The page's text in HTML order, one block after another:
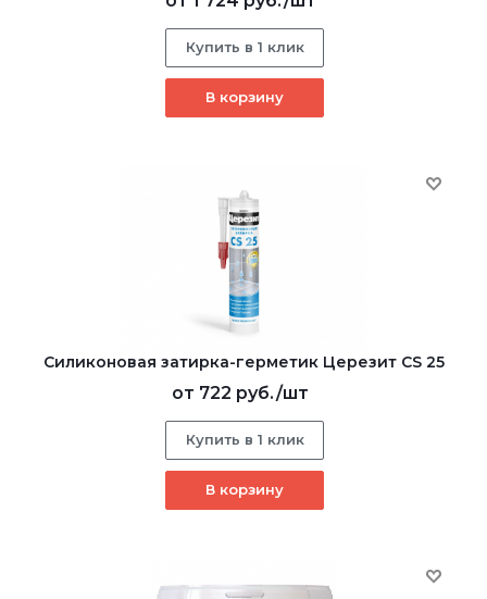
Купить в 1 клик
В корзину
Cиликоновая затирка-герметик Церезит CS 25
от 722 руб./шт
Купить в 1 клик
В корзину